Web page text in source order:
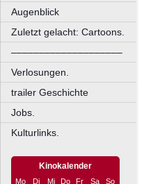
Augenblick
Zuletzt gelacht: Cartoons.
––––––––––––––––––––
Verlosungen.
trailer Geschichte
Jobs.
Kulturlinks.
Kinokalender
Mo Di Mi Do Fr Sa
So